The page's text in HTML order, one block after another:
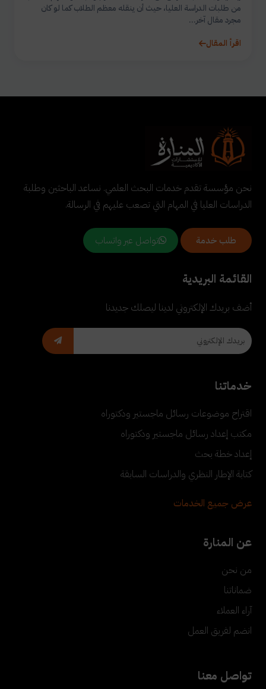
من طلبات الدراسة العليا، حيث أن ينقله معظم الطلاب كما لو كان
مجرد مقال آخر...
اقرأ المقال
نحن مؤسسة تقدم خدمات البحث العلمي. نساعد الباحثين وطلبة
الدراسات العليا في المهام التي تصعب عليهم في الرسالة.
طلب خدمة تواصل عبر واتساب
القائمة البريدية
أضف بريدك الإلكتروني لدينا ليصلك جديدنا
خدماتنا
اقتراح موضوعات رسائل ماجستير ودكتوراه
مكتب إعداد رسائل ماجستير ودكتوراه
إعداد خطة بحث
كتابة الإطار النظري والدراسات السابقة
عرض جميع الخدمات
عن المنارة
من نحن
ضماناتنا
آراء العملاء
انضم لفريق العمل
تواصل معنا